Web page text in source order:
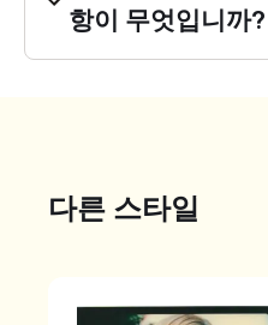
항이 무엇입니까?
다른 스타일